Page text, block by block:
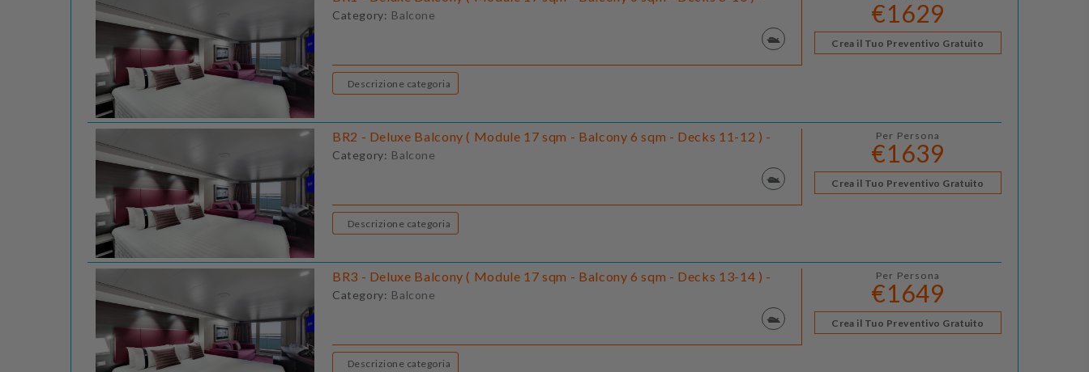
Category: Balcone €1629
Crea il Tuo Preventivo Gratuito
Descrizione categoria
BR2 - Deluxe Balcony ( Module 17 sqm - Balcony 6 sqm - Decks 11-12 ) -
Category: Balcone
Per Persona
€1639
Crea il Tuo Preventivo Gratuito
Descrizione categoria
BR3 - Deluxe Balcony ( Module 17 sqm - Balcony 6 sqm - Decks 13-14 ) -
Category: Balcone
Per Persona
€1649
Crea il Tuo Preventivo Gratuito
Descrizione categoria